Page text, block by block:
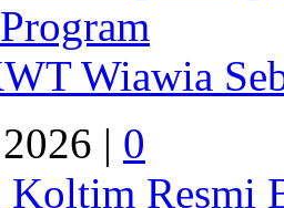
Wiawia
| 0